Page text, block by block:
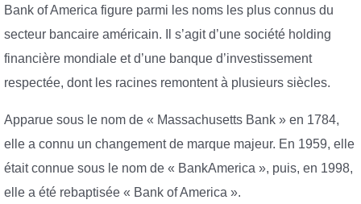
Bank of America figure parmi les noms les plus connus du
secteur bancaire américain. Il s’agit d’une société holding
financière mondiale et d’une banque d’investissement
respectée, dont les racines remontent à plusieurs siècles.
Apparue sous le nom de « Massachusetts Bank » en 1784,
elle a connu un changement de marque majeur. En 1959, elle
était connue sous le nom de « BankAmerica », puis, en 1998,
elle a été rebaptisée « Bank of America ».